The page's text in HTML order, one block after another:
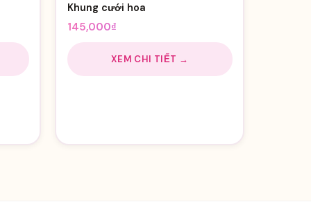
Khung cưới hoa
145,000₫
XEM CHI TIẾT →